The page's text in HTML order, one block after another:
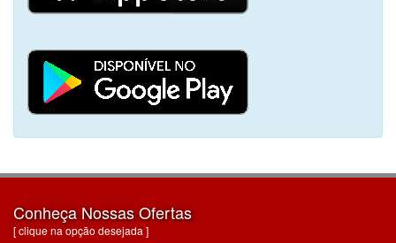
Conheça Nossas Ofertas
[ clique na opção desejada ]